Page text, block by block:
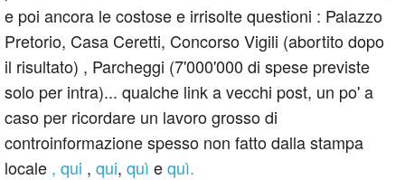
e poi ancora le costose e irrisolte questioni : Palazzo
Pretorio, Casa Ceretti, Concorso Vigili (abortito dopo
il risultato) , Parcheggi (7'000'000 di spese previste
solo per intra)... qualche link a vecchi post, un po' a
caso per ricordare un lavoro grosso di
controinformazione spesso non fatto dalla stampa
locale , qui , qui, quì equì.